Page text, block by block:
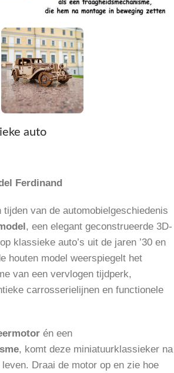
auto
Ferdinand
tijden van de automobielgeschiedenis
, een elegant geconstrueerde 3D-
klassieke auto’s uit de jaren ’30 en
houten model weerspiegelt het
van een vervlogen tijdperk,
carrosserielijnen en functionele
én een
, komt deze miniatuurklassieker na
Draai de motor op en zie hoe